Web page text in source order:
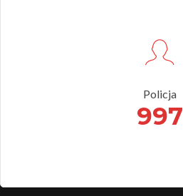
Policja
997